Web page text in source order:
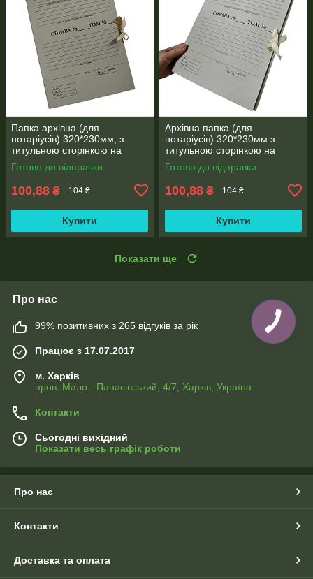
Папка архівна (для
нотаріусів) 320*230мм, з
титульною сторінкою на
зав'язках висота корінця 30
мм, місткість 150 аркушів
Готово до відправки
100,88 ₴ 104 ₴
Купити
Архівна папка (для
нотаріусів) 320*230мм з
титульною сторінкою на
зав'язках, корінець 40 мм
Готово до відправки
100,88 ₴ 104 ₴
Купити
Показати ще
Про нас
99% позитивних з 265 відгуків за рік
Працює з 17.07.2017
м. Харків
пров. Мало - Панасівський, 4/7, Харків, Україна
Контакти
Сьогодні вихідний
Показати весь графік роботи
Про нас
Контакти
Доставка та оплата